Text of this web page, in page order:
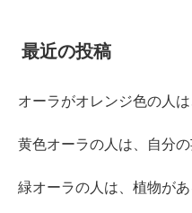
最近の投稿
オーラがオレンジ色の人
黄色オーラの人は、自分
緑オーラの人は、植物が